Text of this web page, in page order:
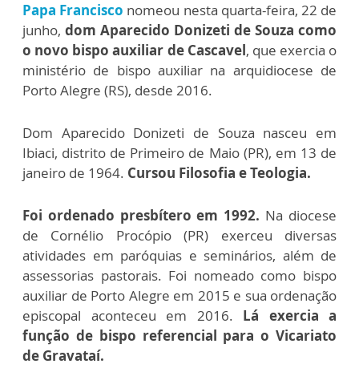
Papa Francisco nomeou nesta quarta-feira, 22 de
junho, dom Aparecido Donizeti de Souza como
o novo bispo auxiliar de Cascavel, que exercia o
ministério de bispo auxiliar na arquidiocese de
Porto Alegre (RS), desde 2016.
Dom Aparecido Donizeti de Souza nasceu em
Ibiaci, distrito de Primeiro de Maio (PR), em 13 de
janeiro de 1964. Cursou Filosofia e Teologia.
Foi ordenado presbítero em 1992. Na diocese
de Cornélio Procópio (PR) exerceu diversas
atividades em paróquias e seminários, além de
assessorias pastorais. Foi nomeado como bispo
auxiliar de Porto Alegre em 2015 e sua ordenação
episcopal aconteceu em 2016. Lá exercia a
função de bispo referencial para o Vicariato
de Gravataí.